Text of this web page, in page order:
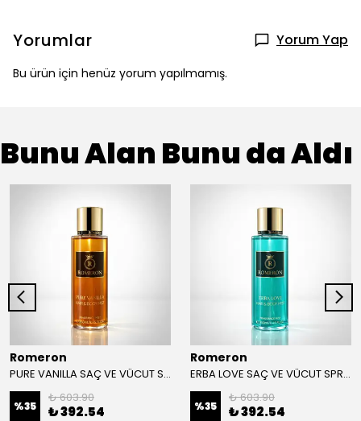
Yorumlar Yorum Yap
Bu ürün için henüz yorum yapılmamış.
Bunu Alan Bunu da Aldı
Romeron
PURE VANILLA SAÇ VE VÜCUT SPREYİ
%35
₺ 603.90
₺ 392.54
Romeron
ERBA LOVE SAÇ VE VÜCUT SPREYİ
%35
₺ 603.90
₺ 392.54